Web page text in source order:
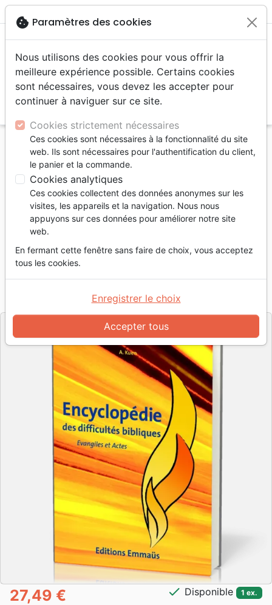
menu
Accueil Livres
Commentaires
Nouveau Testament
Évangiles et Actes - Encyclopédie des difficultés
bibliques volume 5
Évangiles et Actes
Encyclopédie des difficultés bibliques
volume 5
Auteur :Alfred Kuen
Emmaüs
27,49 € check Disponible 1 ex.
cookie Paramètres des cookies
Nous utilisons des cookies pour vous offrir la
meilleure expérience possible. Certains cookies
sont nécessaires, vous devez les accepter pour
continuer à naviguer sur ce site.
Cookies strictement nécessaires
Ces cookies sont nécessaires à la fonctionnalité du site
web. Ils sont nécessaires pour l'authentification du client,
le panier et la commande.
Cookies analytiques
Ces cookies collectent des données anonymes sur les
visites, les appareils et la navigation. Nous nous
appuyons sur ces données pour améliorer notre site
web.
En fermant cette fenêtre sans faire de choix, vous acceptez
tous les cookies.
Accepter tous
Enregistrer le choix